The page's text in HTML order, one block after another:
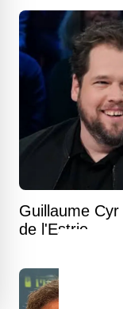
Guillaume
de l'Estrie